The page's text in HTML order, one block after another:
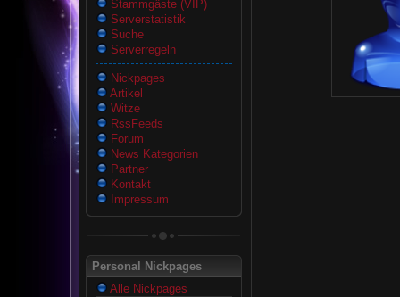
Stammgäste (VIP)
Serverstatistik
Suche
Serverregeln
Nickpages
Artikel
Witze
RssFeeds
Forum
News Kategorien
Partner
Kontakt
Impressum
Personal Nickpages
Alle Nickpages